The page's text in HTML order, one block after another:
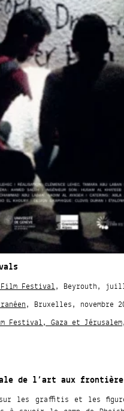
Film Festival, Beyrouth,
, Bruxelles, novembre
Festival, Gaza et Jérusalem
de l’art aux
les graffitis et les